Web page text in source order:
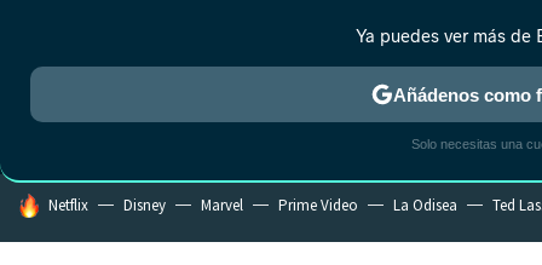
MENÚ NUEVO
RANKINGS CINE
HOY SE HABLA DE
Netflix Disney Marvel Prime Video La Odisea Ted
Ya puedes ver más de
Añádenos como
Solo necesitas una